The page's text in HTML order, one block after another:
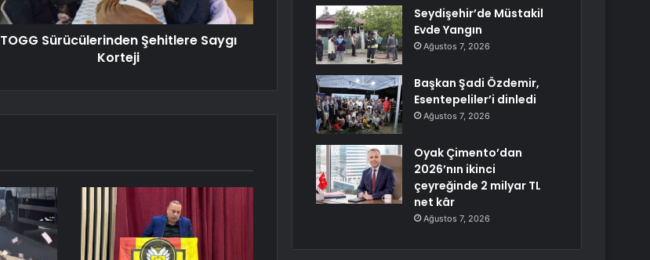
TOGG Sürücülerinden Şehitlere Saygı
Korteji
Seydişehir’de Müstakil
Evde Yangın
Ağustos 7, 2026
Başkan Şadi Özdemir,
Esentepeliler’i dinledi
Ağustos 7, 2026
Oyak Çimento’dan
2026’nın ikinci
çeyreğinde 2 milyar TL
net kâr
Ağustos 7, 2026